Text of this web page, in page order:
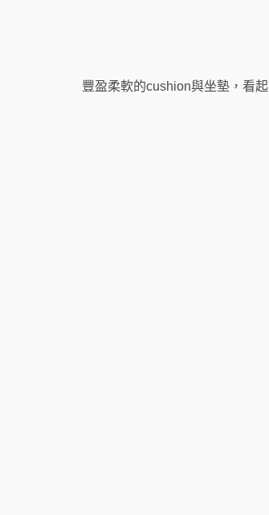
豐盈柔軟的cushion與坐墊，看